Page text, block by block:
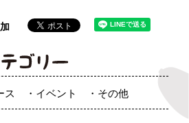
ス イベント その他